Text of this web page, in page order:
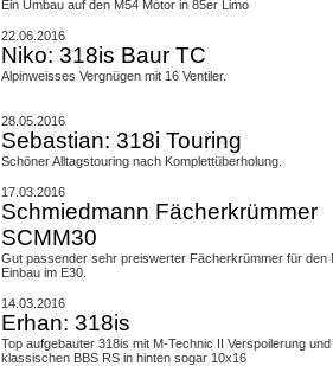
Ein Umbau auf den M54 Motor in 85er Limo
22.06.2016
Niko: 318is Baur TC
Alpinweisses Vergnügen mit 16 Ventiler.
28.05.2016
Sebastian: 318i Touring
Schöner Alltagstouring nach Komplettüberholung.
17.03.2016
Schmiedmann Fächerkrümmer
SCMM30
Gut passender sehr preiswerter Fächerkrümmer für den
Einbau im E30.
14.03.2016
Erhan: 318is
Top aufgebauter 318is mit M-Technic II Verspoilerung und
klassischen BBS RS in hinten sogar 10x16